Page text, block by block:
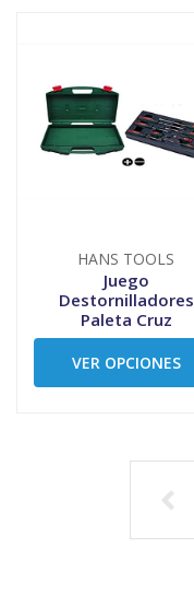
HANS TOOLS
Juego
Destornilladores
Paleta Cruz
VER OPCIONES